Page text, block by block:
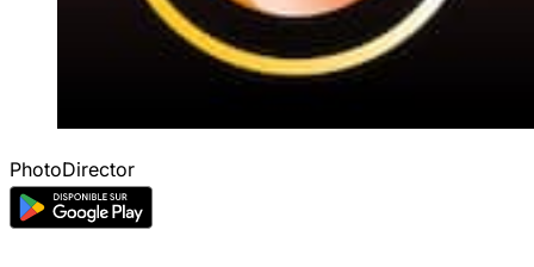
PhotoDirector